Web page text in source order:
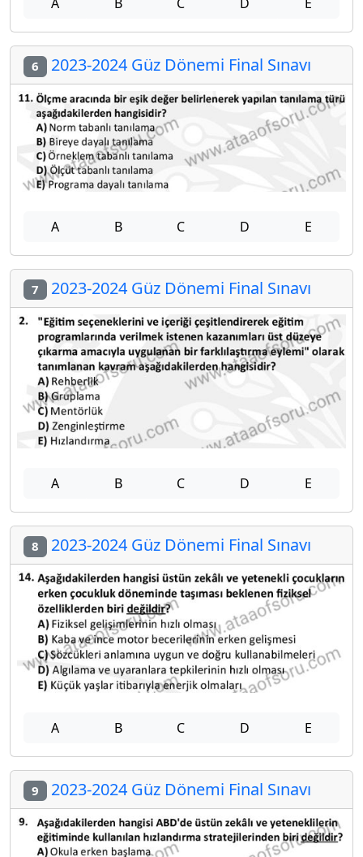
6 2023-2024 Güz Dönemi Final Sınavı
A B C D E
7 2023-2024 Güz Dönemi Final Sınavı
A B C D E
8 2023-2024 Güz Dönemi Final Sınavı
A B C D E
9 2023-2024 Güz Dönemi Final Sınavı